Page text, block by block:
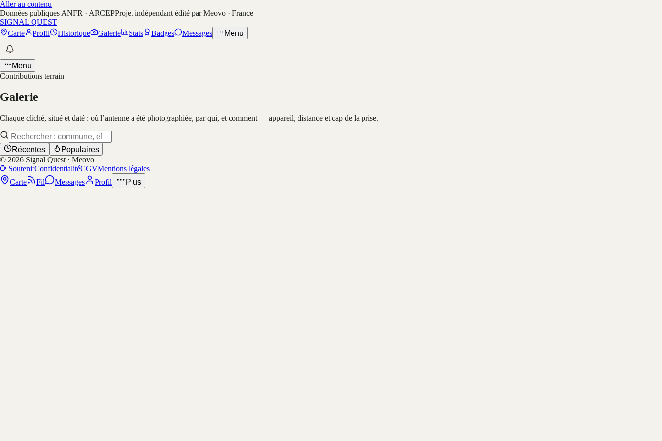
Aller au contenu
Données publiques ANFR · ARCEPProjet indépendant édité par Meovo · France
SIGNAL QUEST
Carte
Profil Historique Galerie Stats Badges Messages Menu
Menu
Contributions terrain
Galerie
Chaque cliché, situé et daté : où l’antenne a été photographiée, par qui, et comment — appareil, distance et cap de la prise.
Récentes
Populaires
© 2026 Signal Quest · Meovo
SoutenirConfidentialitéCGVMentions légales
Carte
Fil Messages Profil Plus